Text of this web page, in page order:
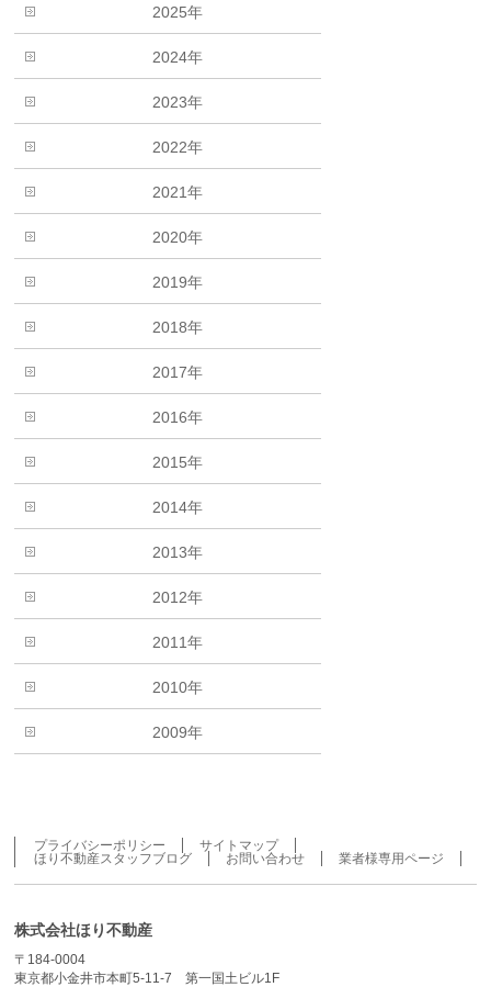
2025年
2024年
2023年
2022年
2021年
2020年
2019年
2018年
2017年
2016年
2015年
2014年
2013年
2012年
2011年
2010年
2009年
プライバシーポリシー
サイトマップ
ほり不動産スタッフブログ
お問い合わせ 業者様専用ページ
株式会社ほり不動産
〒184-0004
東京都小金井市本町5-11-7 第一国土ビル1F